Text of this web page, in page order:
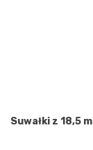
Suwałki z 18,5